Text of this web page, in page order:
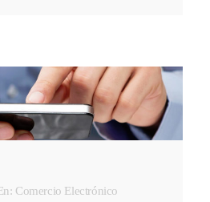
Comercio Electrónico